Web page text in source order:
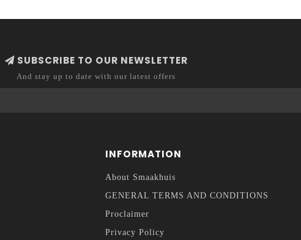
SUBSCRIBE TO OUR NEWSLETTER
And stay up to date with our latest offers
INFORMATION
About Smaakhuis
GENERAL TERMS AND CONDITIONS
Proclaimer
Privacy Policy